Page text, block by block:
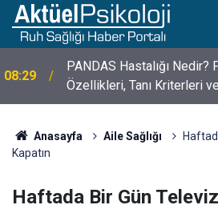
10:30
10 Mayıs Psikologlar Günü
Mayıs Tarihinin Hikayesi
Anasayfa Aile Sağlığı
Kapatın
Haftada Bir Gün